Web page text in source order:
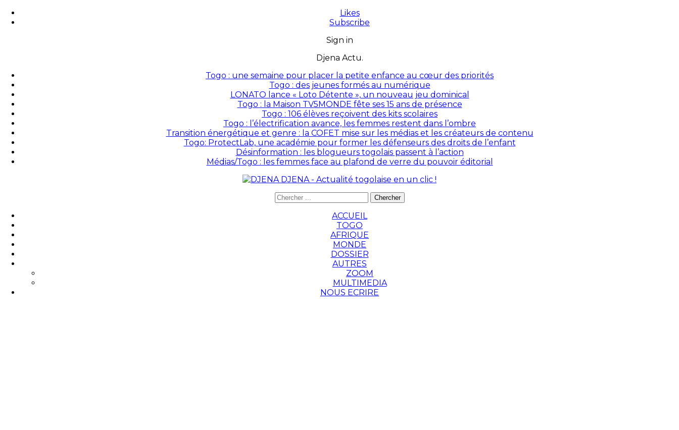
Likes
Subscribe
Sign in
Djena Actu.
Togo : une semaine pour placer la petite enfance au cœur des priorités
Togo : des jeunes formés au numérique
LONATO lance « Loto Détente », un nouveau jeu dominical
Togo : la Maison TV5MONDE fête ses 15 ans de présence
Togo : 106 élèves reçoivent des kits scolaires
Togo : l’électrification avance, les femmes restent dans l’ombre
Transition énergétique et genre : la COFET mise sur les médias et les créateurs de contenu
Togo: ProtectLab, une académie pour former les défenseurs des droits de l’enfant
Désinformation : les blogueurs togolais passent à l’action
Médias/Togo : les femmes face au plafond de verre du pouvoir éditorial
DJENA - Actualité togolaise en un clic !
ACCUEIL
TOGO
AFRIQUE
MONDE
DOSSIER
AUTRES
ZOOM
MULTIMEDIA
NOUS ECRIRE